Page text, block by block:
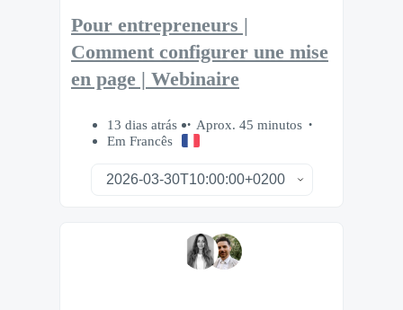
Pour entrepreneurs |
Comment configurer une mise
en page | Webinaire
13 dias atrás
Aprox. 45 minutos
Em Francês